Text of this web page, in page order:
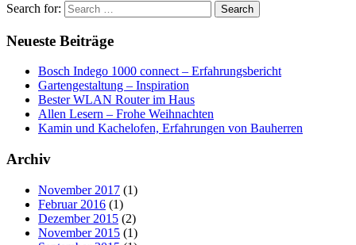
Search for:
Neueste Beiträge
Bosch Indego 1000 connect – Erfahrungsbericht
Gartengestaltung – Inspiration
Bester WLAN Router im Haus
Allen Lesern – Frohe Weihnachten
Kamin und Kachelofen, Erfahrungen von Bauherren
Archiv
November 2017 (1)
Februar 2016 (1)
Dezember 2015 (2)
November 2015 (1)